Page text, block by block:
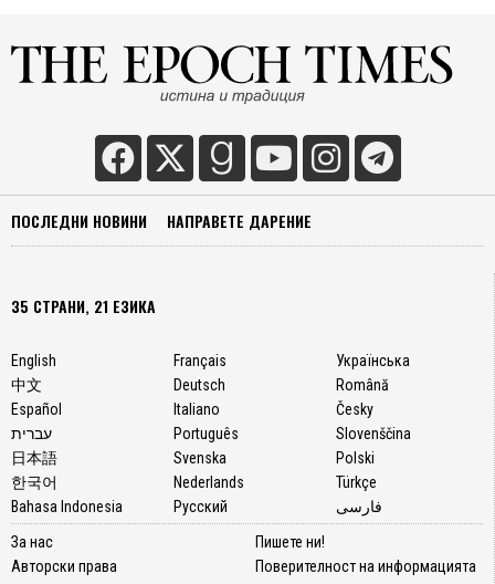
ПОСЛЕДНИ НОВИНИ НАПРАВЕТЕ ДАРЕНИЕ
35 СТРАНИ, 21 ЕЗИКА
English
中文
Español
עברית
日本語
한국어
Bahasa Indonesia
Français
Deutsch
Italiano
Português
Svenska
Nederlands
Русский
Українська
Română
Česky
Slovenščina
Polski
Türkçe
فارسی
За нас
Авторски права
Пишете ни!
Поверителност на информацията